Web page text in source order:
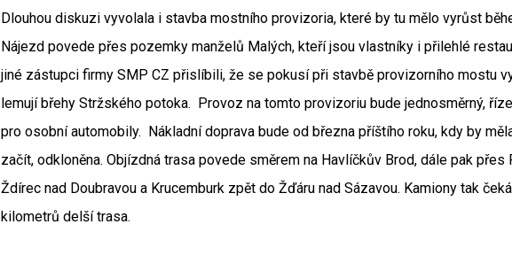
Dlouhou diskuzi vyvolala i stavba mostního provizoria, které by tu mělo vyrůst
Nájezd povede přes pozemky manželů Malých, kteří jsou vlastníky i přilehlé
jiné zástupci firmy SMP CZ přislíbili, že se pokusí při stavbě provizorního mostu
lemují břehy Stržského potoka. Provoz na tomto provizoriu bude jednosměrný,
pro osobní automobily. Nákladní doprava bude od března příštího roku, kdy by
začít, odkloněna. Objízdná trasa povede směrem na Havlíčkův Brod, dále pak přes
Ždírec nad Doubravou a Krucemburk zpět do Žďáru nad Sázavou. Kamiony tak
kilometrů delší trasa.